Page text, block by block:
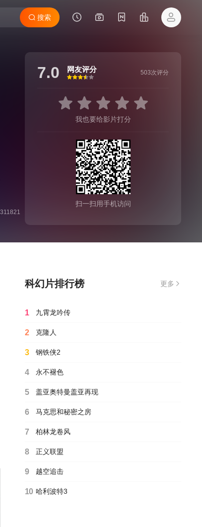
搜索
311821
7.0 网友评分
很差
较差还行推荐力荐
503次评分
我也要给影片打分
扫一扫用手机访问
科幻片排行榜 更多
1 九霄龙吟传
2 克隆人
3 钢铁侠2
4 永不褪色
5 盖亚奥特曼盖亚再现
6 马克思和秘密之房
7 柏林龙卷风
8 正义联盟
9 越空追击
10 哈利波特3